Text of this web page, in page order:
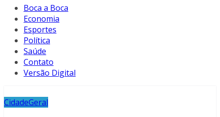
Boca a Boca
Economia
Esportes
Política
Saúde
Contato
Versão Digital
CidadeGeral